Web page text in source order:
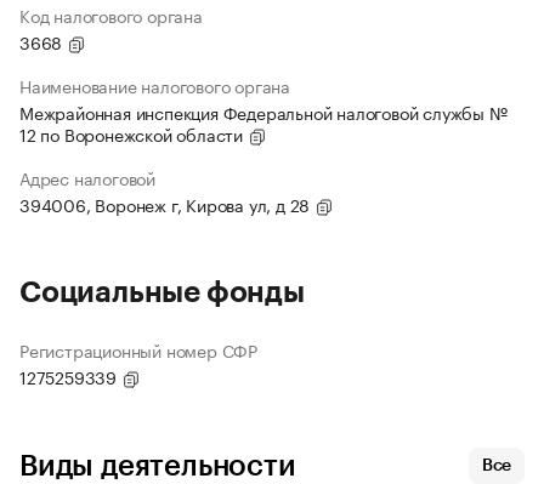
Код налогового органа
3668
Наименование налогового органа
Межрайонная инспекция Федеральной налоговой службы №
12 по Воронежской области
Адрес налоговой
394006, Воронеж г, Кирова ул, д 28
Социальные фонды
Регистрационный номер СФР
1275259339
Виды деятельности Все